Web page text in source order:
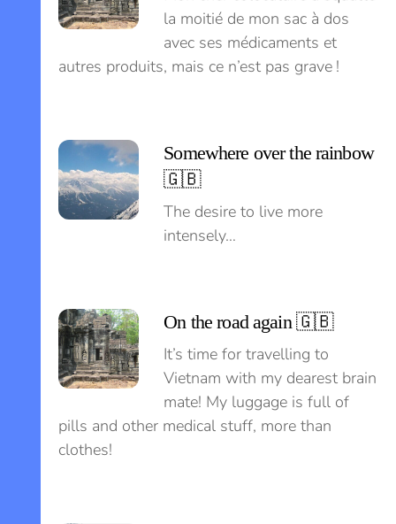
la moitié de mon sac à dos
avec ses médicaments et
autres produits, mais ce n’est pas grave !
Somewhere over the rainbow
🇬🇧
The desire to live more
intensely…
On the road again 🇬🇧
It’s time for travelling to
Vietnam with my dearest brain
mate! My luggage is full of
pills and other medical stuff, more than
clothes!